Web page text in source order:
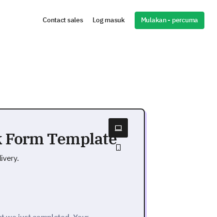
Contact sales Log masuk Mulakan - percuma
Form Template